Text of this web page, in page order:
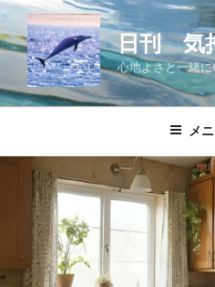
コ
ン
テ
ツ
日刊 気
心地よさと一緒に
メ